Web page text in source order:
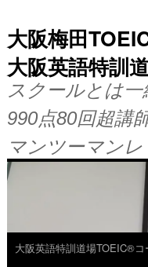
大阪梅田
大阪英語特訓
スクールとは
990点80回超講
マンツーマン
コ
大阪英語特訓道場TOEIC®